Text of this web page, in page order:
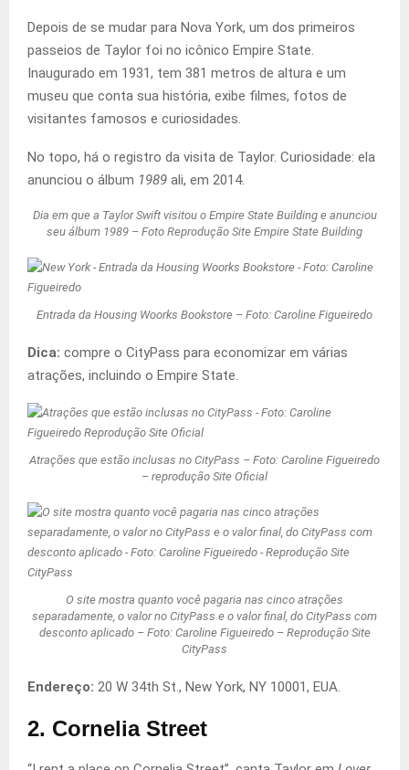
Depois de se mudar para Nova York, um dos primeiros
passeios de Taylor foi no icônico Empire State.
Inaugurado em 1931, tem 381 metros de altura e um
museu que conta sua história, exibe filmes, fotos de
visitantes famosos e curiosidades.
No topo, há o registro da visita de Taylor. Curiosidade: ela
anunciou o álbum 1989 ali, em 2014.
Dia em que a Taylor Swift visitou o Empire State Building e anunciou
seu álbum 1989 – Foto Reprodução Site Empire State Building
Entrada da Housing Woorks Bookstore – Foto: Caroline Figueiredo
Dica: compre o CityPass para economizar em várias
atrações, incluindo o Empire State.
Atrações que estão inclusas no CityPass – Foto: Caroline Figueiredo
– reprodução Site Oficial
O site mostra quanto você pagaria nas cinco atrações
separadamente, o valor no CityPass e o valor final, do CityPass com
desconto aplicado – Foto: Caroline Figueiredo – Reprodução Site
CityPass
Endereço: 20 W 34th St., New York, NY 10001, EUA.
2. Cornelia Street